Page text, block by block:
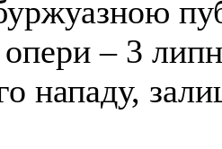
– 3
нападу,